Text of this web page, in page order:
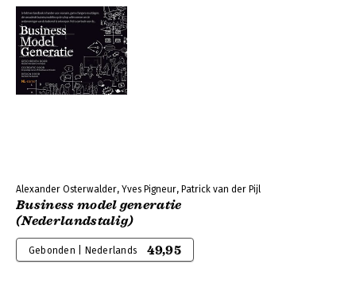
Alexander Osterwalder, Yves Pigneur, Patrick van der Pijl
Business model generatie
(Nederlandstalig)
Gebonden | Nederlands 49,95